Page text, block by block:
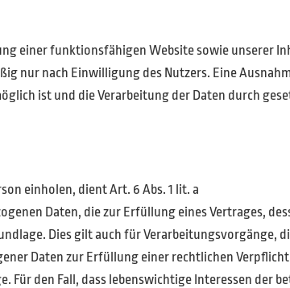
einer funktionsfähigen Website sowie unserer
nur nach Einwilligung des Nutzers. Eine
ist und die Verarbeitung der Daten durch
einholen, dient Art. 6 Abs. 1 lit. a
Daten, die zur Erfüllung eines Vertrages,
Dies gilt auch für Verarbeitungsvorgänge,
Daten zur Erfüllung einer rechtlichen
Für den Fall, dass lebenswichtige Interessen der